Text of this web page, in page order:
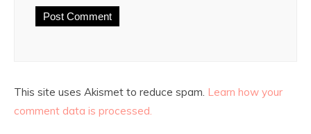
This site uses Akismet to reduce spam. Learn how your
comment data is processed.